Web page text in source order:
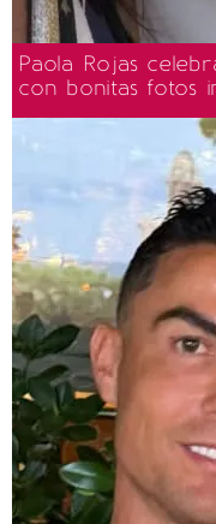
Paola Rojas
con bonitas fotos